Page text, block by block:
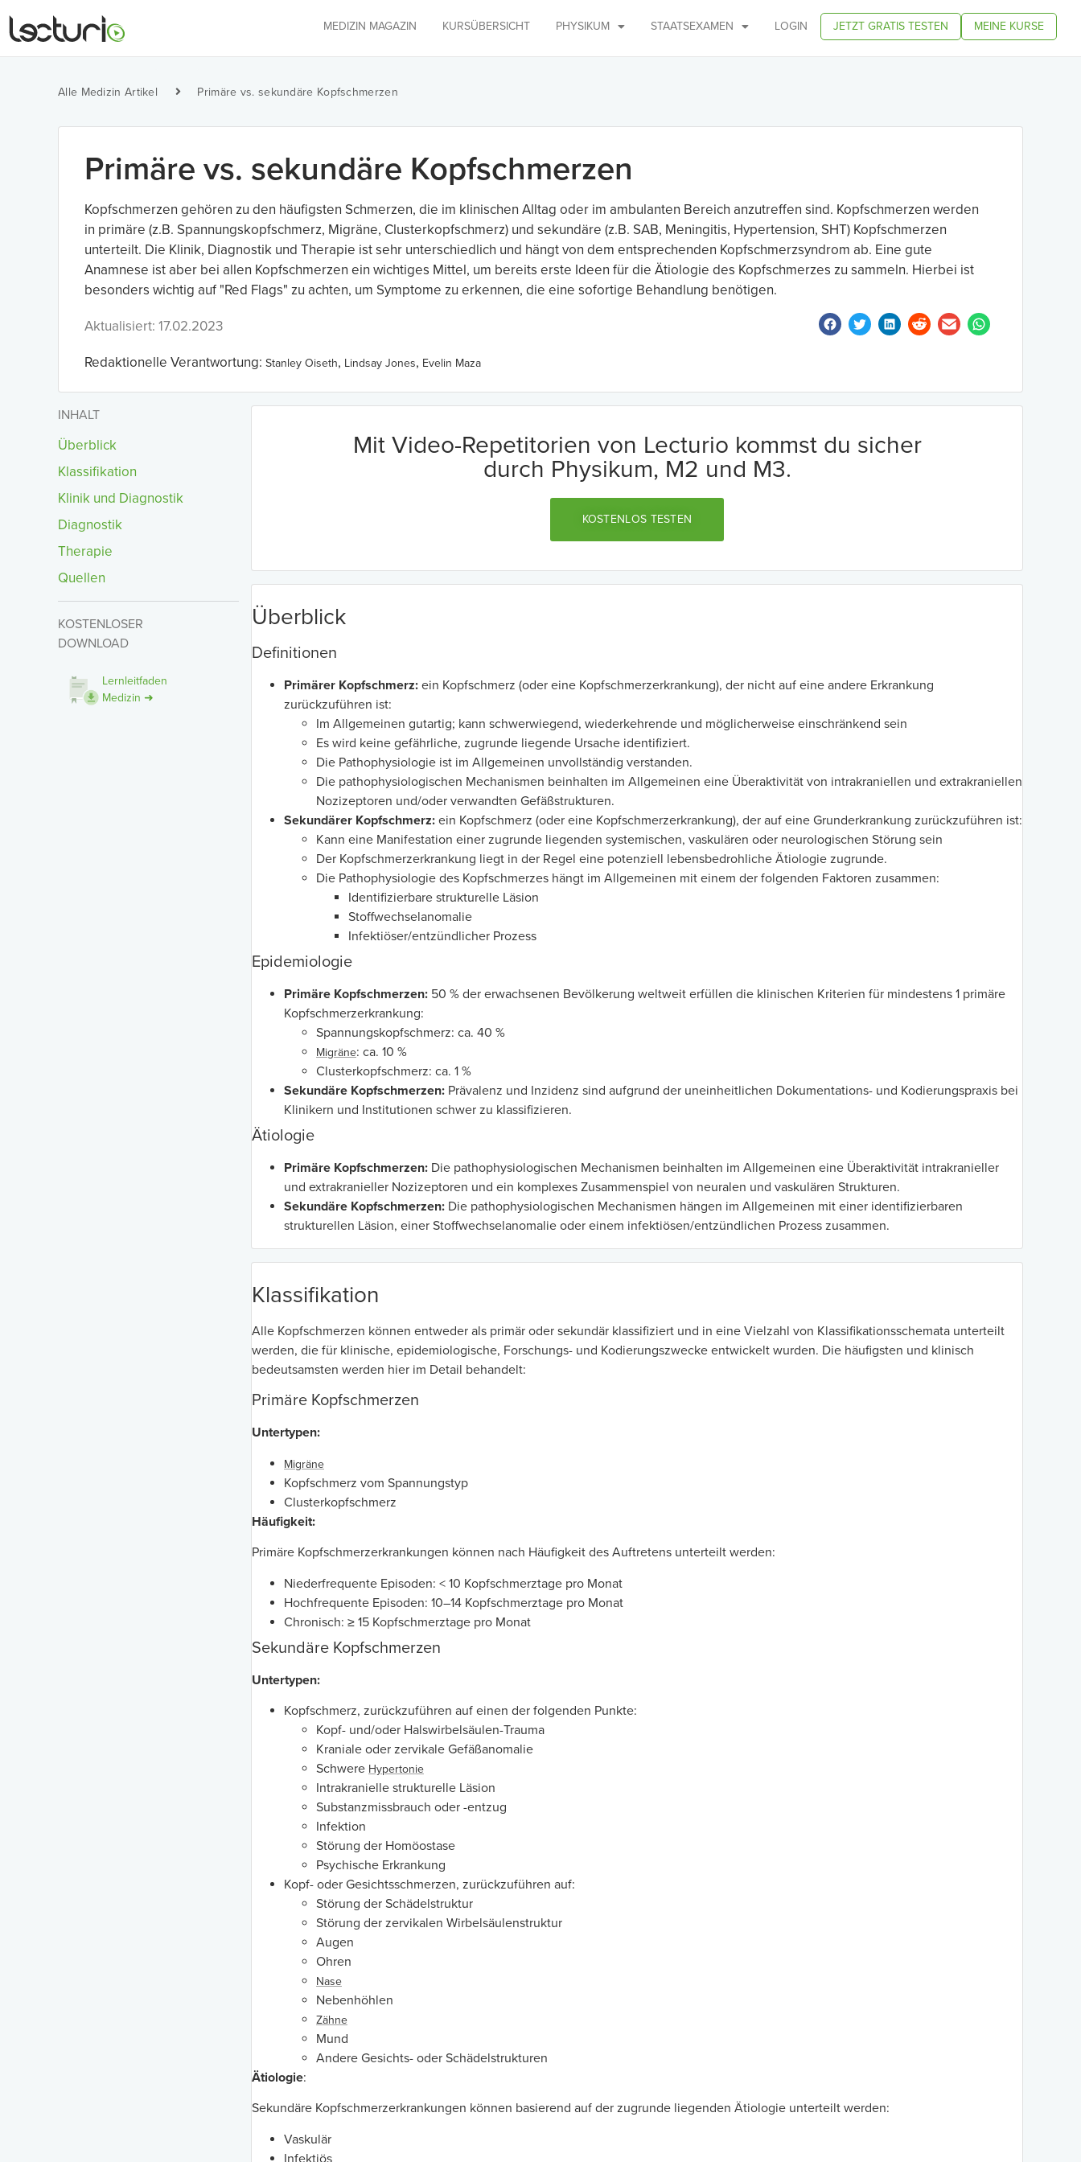
MEDIZIN MAGAZIN KURSÜBERSICHT PHYSIKUM STAATSEXAMEN LOGIN JETZT GRATIS TESTEN MEINE KURSE
Alle Medizin Artikel Primäre vs. sekundäre Kopfschmerzen
Primäre vs. sekundäre Kopfschmerzen
Kopfschmerzen gehören zu den häufigsten Schmerzen, die im klinischen Alltag oder im ambulanten Bereich anzutreffen sind. Kopfschmerzen werden
in primäre (z.B. Spannungskopfschmerz, Migräne, Clusterkopfschmerz) und sekundäre (z.B. SAB, Meningitis, Hypertension, SHT) Kopfschmerzen
unterteilt. Die Klinik, Diagnostik und Therapie ist sehr unterschiedlich und hängt von dem entsprechenden Kopfschmerzsyndrom ab. Eine gute
Anamnese ist aber bei allen Kopfschmerzen ein wichtiges Mittel, um bereits erste Ideen für die Ätiologie des Kopfschmerzes zu sammeln. Hierbei ist
besonders wichtig auf "Red Flags" zu achten, um Symptome zu erkennen, die eine sofortige Behandlung benötigen.
Aktualisiert: 17.02.2023
Redaktionelle Verantwortung: Stanley Oiseth, Lindsay Jones, Evelin Maza
INHALT
Überblick
Klassifikation
Klinik und Diagnostik
Diagnostik
Therapie
Quellen
KOSTENLOSER
DOWNLOAD
Lernleitfaden
Medizin ➜
Mit Video-Repetitorien von Lecturio kommst du sicher
durch Physikum, M2 und M3.
KOSTENLOS TESTEN
Überblick
Definitionen
Primärer Kopfschmerz: ein Kopfschmerz (oder eine Kopfschmerzerkrankung), der nicht auf eine andere Erkrankung
zurückzuführen ist:
Im Allgemeinen gutartig; kann schwerwiegend, wiederkehrende und möglicherweise einschränkend sein
Es wird keine gefährliche, zugrunde liegende Ursache identifiziert.
Die Pathophysiologie ist im Allgemeinen unvollständig verstanden.
Die pathophysiologischen Mechanismen beinhalten im Allgemeinen eine Überaktivität von intrakraniellen und extrakraniellen
Nozizeptoren und/oder verwandten Gefäßstrukturen.
Sekundärer Kopfschmerz: ein Kopfschmerz (oder eine Kopfschmerzerkrankung), der auf eine Grunderkrankung zurückzuführen ist:
Kann eine Manifestation einer zugrunde liegenden systemischen, vaskulären oder neurologischen Störung sein
Der Kopfschmerzerkrankung liegt in der Regel eine potenziell lebensbedrohliche Ätiologie zugrunde.
Die Pathophysiologie des Kopfschmerzes hängt im Allgemeinen mit einem der folgenden Faktoren zusammen:
Identifizierbare strukturelle Läsion
Stoffwechselanomalie
Infektiöser/entzündlicher Prozess
Epidemiologie
Primäre Kopfschmerzen: 50 % der erwachsenen Bevölkerung weltweit erfüllen die klinischen Kriterien für mindestens 1 primäre
Kopfschmerzerkrankung:
Spannungskopfschmerz: ca. 40 %
Migräne: ca. 10 %
Clusterkopfschmerz: ca. 1 %
Sekundäre Kopfschmerzen: Prävalenz und Inzidenz sind aufgrund der uneinheitlichen Dokumentations- und Kodierungspraxis bei
Klinikern und Institutionen schwer zu klassifizieren.
Ätiologie
Primäre Kopfschmerzen: Die pathophysiologischen Mechanismen beinhalten im Allgemeinen eine Überaktivität intrakranieller
und extrakranieller Nozizeptoren und ein komplexes Zusammenspiel von neuralen und vaskulären Strukturen.
Sekundäre Kopfschmerzen: Die pathophysiologischen Mechanismen hängen im Allgemeinen mit einer identifizierbaren
strukturellen Läsion, einer Stoffwechselanomalie oder einem infektiösen/entzündlichen Prozess zusammen.
Klassifikation
Alle Kopfschmerzen können entweder als primär oder sekundär klassifiziert und in eine Vielzahl von Klassifikationsschemata unterteilt
werden, die für klinische, epidemiologische, Forschungs- und Kodierungszwecke entwickelt wurden. Die häufigsten und klinisch
bedeutsamsten werden hier im Detail behandelt:
Primäre Kopfschmerzen
Untertypen:
Migräne
Kopfschmerz vom Spannungstyp
Clusterkopfschmerz
Häufigkeit:
Primäre Kopfschmerzerkrankungen können nach Häufigkeit des Auftretens unterteilt werden:
Niederfrequente Episoden: < 10 Kopfschmerztage pro Monat
Hochfrequente Episoden: 10–14 Kopfschmerztage pro Monat
Chronisch: ≥ 15 Kopfschmerztage pro Monat
Sekundäre Kopfschmerzen
Untertypen:
Kopfschmerz, zurückzuführen auf einen der folgenden Punkte:
Kopf- und/oder Halswirbelsäulen-Trauma
Kraniale oder zervikale Gefäßanomalie
Schwere Hypertonie
Intrakranielle strukturelle Läsion
Substanzmissbrauch oder -entzug
Infektion
Störung der Homöostase
Psychische Erkrankung
Kopf- oder Gesichtsschmerzen, zurückzuführen auf:
Störung der Schädelstruktur
Störung der zervikalen Wirbelsäulenstruktur
Augen
Ohren
Nase
Nebenhöhlen
Zähne
Mund
Andere Gesichts- oder Schädelstrukturen
Ätiologie:
Sekundäre Kopfschmerzerkrankungen können basierend auf der zugrunde liegenden Ätiologie unterteilt werden:
Vaskulär
Infektiös